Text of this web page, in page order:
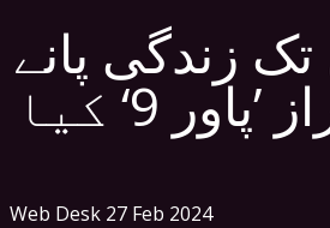
تک زندگی پانے
والوں کا راز ’پاور 9‘ کیا
Web Desk 27 Feb 2024